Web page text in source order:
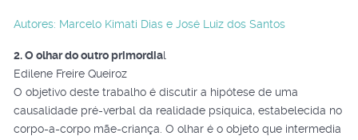
Autores: Marcelo Kimati Dias e José Luiz dos Santos
2. O olhar do outro primordial
Edilene Freire Queiroz
O objetivo deste trabalho é discutir a hipótese de uma
causalidade pré-verbal da realidade psíquica, estabelecida no
corpo-a-corpo mãe-criança. O olhar é o objeto que intermedia